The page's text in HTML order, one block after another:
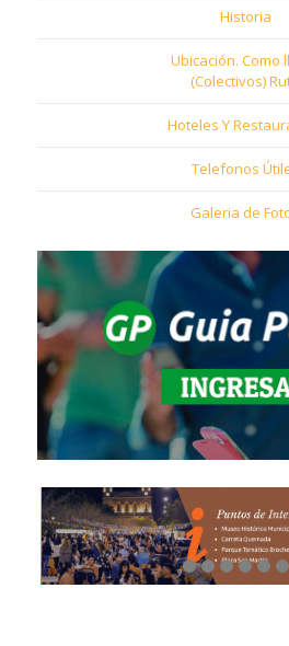
Historia
Ubicación. Como
(Colectivos)
Hoteles Y
Telefonos
Galeria de